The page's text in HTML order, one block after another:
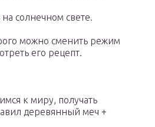
солнечном свете.
можно сменить режим
его рецепт.
к миру, получать
деревянный меч +